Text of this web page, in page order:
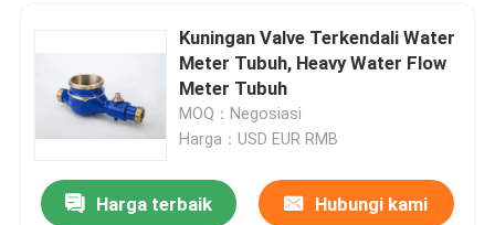
Kuningan Valve Terkendali Water
Meter Tubuh, Heavy Water Flow
Meter Tubuh
MOQ：Negosiasi
Harga：USD EUR RMB
Harga terbaik Hubungi kami